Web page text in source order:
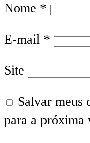
Nome *
E-mail *
Site
Salvar meus
para a próxima